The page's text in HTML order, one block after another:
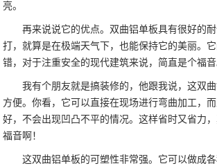
亮。
再来说说它的优点。双曲铝单板具有很好的
打，就算是在极端天气下，也能保持它的美丽。
错，对于注重安全的现代建筑来说，简直是个福音
我有个朋友就是搞装修的，他跟我说，这双
方便。你看，它可以直接在现场进行弯曲加工，
好，不会出现凹凸不平的情况。这样省时又省力
福音啊！
这双曲铝单板的可塑性非常强。它可以做成